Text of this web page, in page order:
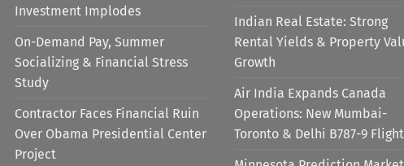
Investment Implodes
On-Demand Pay, Summer
Socializing & Financial Stress
Study
Contractor Faces Financial Ruin
Over Obama Presidential Center
Project
Indian Real Estate: Strong
Rental Yields & Property
Growth
Air India Expands Canada
Operations: New Mumbai-
Toronto & Delhi B787-9